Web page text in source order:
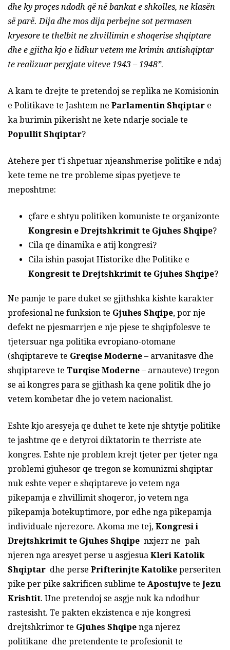
dhe ky proçes ndodh që në bankat e shkolles, ne klasën
së parë. Dija dhe mos dija perbejne sot permasen
kryesore te thelbit ne zhvillimin e shoqerise shqiptare
dhe e gjitha kjo e lidhur vetem me krimin antishqiptar
te realizuar pergjate viteve 1943 – 1948”.
A kam te drejte te pretendoj se replika ne Komisionin
e Politikave te Jashtem ne Parlamentin Shqiptar e
ka burimin pikerisht ne kete ndarje sociale te
Popullit Shqiptar?
Atehere per t’i shpetuar njeanshmerise politike e ndaj
kete teme ne tre probleme sipas pyetjeve te
meposhtme:
çfare e shtyu politiken komuniste te organizonte
Kongresin e Drejtshkrimit te Gjuhes Shqipe?
Cila qe dinamika e atij kongresi?
Cila ishin pasojat Historike dhe Politike e
Kongresit te Drejtshkrimit te Gjuhes Shqipe?
Ne pamje te pare duket se gjithshka kishte karakter
profesional ne funksion te Gjuhes Shqipe, por nje
defekt ne pjesmarrjen e nje pjese te shqipfolesve te
tjetersuar nga politika evropiano-otomane
(shqiptareve te Greqise Moderne – arvanitasve dhe
shqiptareve te Turqise Moderne – arnauteve) tregon
se ai kongres para se gjithash ka qene politik dhe jo
vetem kombetar dhe jo vetem nacionalist.
Eshte kjo aresyeja qe duhet te kete nje shtytje politike
te jashtme qe e detyroi diktatorin te therriste ate
kongres. Eshte nje problem krejt tjeter per tjeter nga
problemi gjuhesor qe tregon se komunizmi shqiptar
nuk eshte veper e shqiptareve jo vetem nga
pikepamja e zhvillimit shoqeror, jo vetem nga
pikepamja botekuptimore, por edhe nga pikepamja
individuale njerezore. Akoma me tej, Kongresi i
Drejtshkrimit te Gjuhes Shqipe nxjerr ne pah
njeren nga aresyet perse u asgjesua Kleri Katolik
Shqiptar dhe perse Prifterinjte Katolike perseriten
pike per pike sakrificen sublime te Apostujve te Jezu
Krishtit. Une pretendoj se asgje nuk ka ndodhur
rastesisht. Te pakten ekzistenca e nje kongresi
drejtshkrimor te Gjuhes Shqipe nga njerez
politikane dhe pretendente te profesionit te